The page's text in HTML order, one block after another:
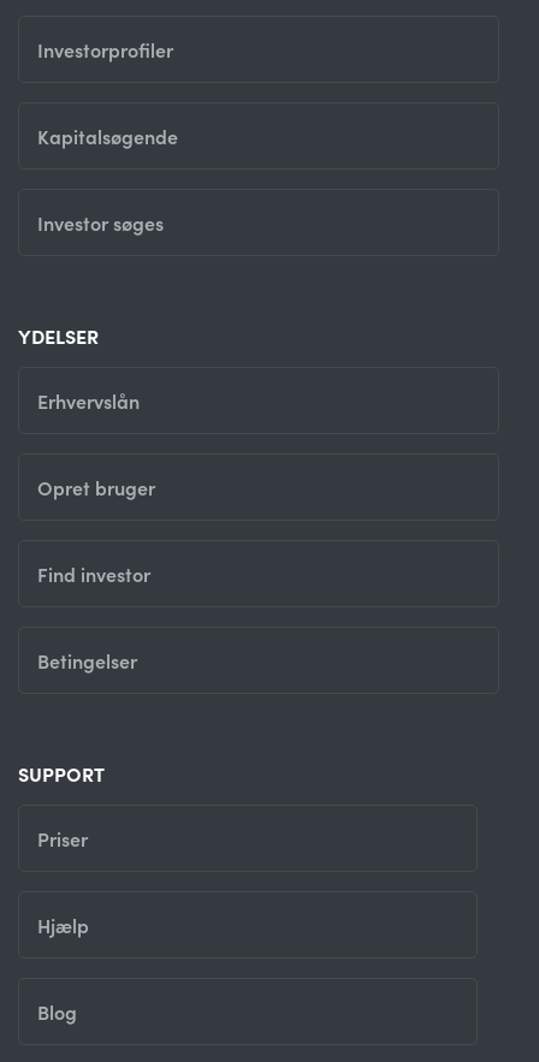
Investorprofiler
Kapitalsøgende
Investor søges
YDELSER
Erhvervslån
Opret bruger
Find investor
Betingelser
SUPPORT
Priser
Hjælp
Blog